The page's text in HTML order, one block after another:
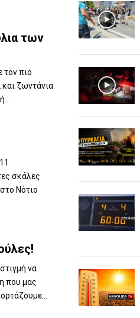
των
τον πιο
ζωντάνια.
σκάλες
Νότιο
να
που μας